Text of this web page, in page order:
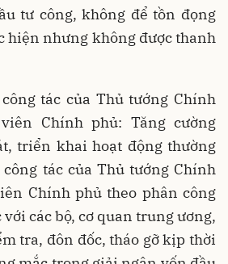
tư công, không để tồn đọng
hiện nhưng không được thanh
tác của Thủ tướng Chính
Chính phủ: Tăng cường
triển khai hoạt động thường
tác của Thủ tướng Chính
Chính phủ theo phân công
các bộ, cơ quan trung ương,
tra, đôn đốc, tháo gỡ kịp thời